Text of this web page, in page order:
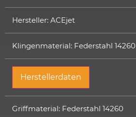
Hersteller: ACEjet
Klingenmaterial: Federstahl 14260
Herstellerdaten
Griffmaterial: Federstahl 14260